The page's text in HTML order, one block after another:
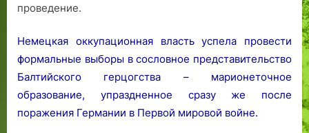
проведение.
Немецкая оккупационная власть успела провести
формальные выборы в сословное представительство
Балтийского герцогства – марионеточное
образование, упраздненное сразу же после
поражения Германии в Первой мировой войне.